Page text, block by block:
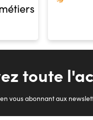
toute
vous abonnant aux